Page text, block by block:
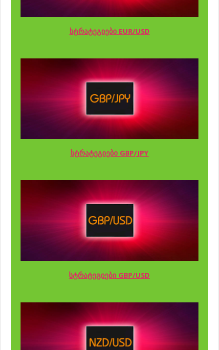
სტრატეგიები EUR/USD
სტრატეგიები GBP/JPY
სტრატეგიები GBP/USD